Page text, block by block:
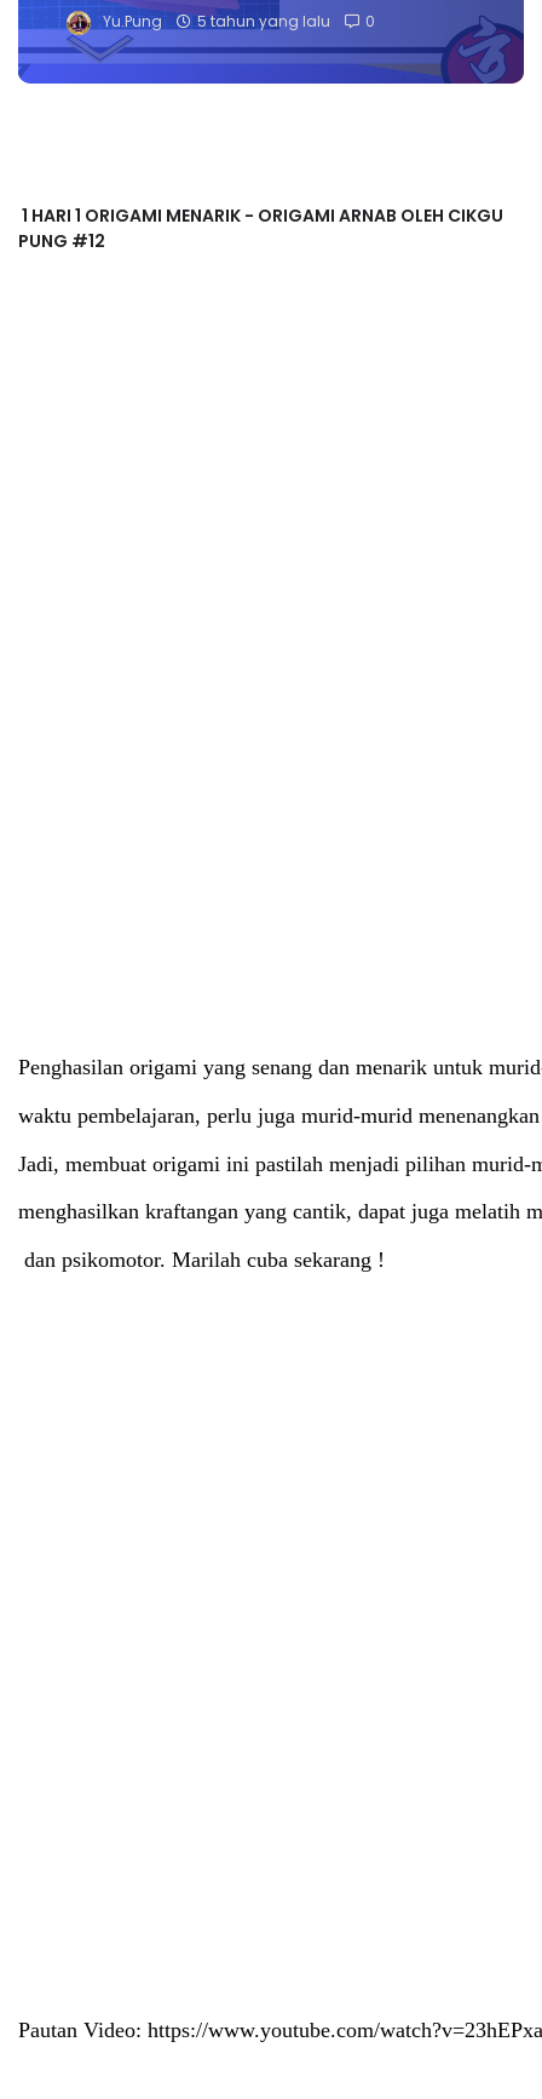
Yu.Pung 5 tahun yang lalu 0
1 HARI 1 ORIGAMI MENARIK - ORIGAMI ARNAB OLEH CIKGU
PUNG #12
Penghasilan origami yang senang dan menarik untuk
waktu pembelajaran, perlu juga murid-murid
Jadi, membuat origami ini pastilah menjadi pilihan murid-
menghasilkan kraftangan yang cantik, dapat juga melatih
dan psikomotor. Marilah cuba sekarang !
Pautan Video: https://www.youtube.com/